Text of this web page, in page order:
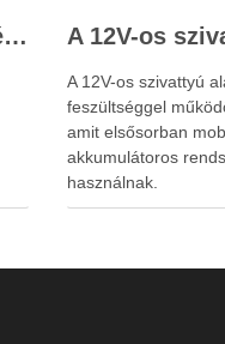
Legjobb gyerek hallásvédő márkák: mire figyeljenek a szülők választáskor?
A 12V-os szivattyú
feszültséggel
amit elsősorban
akkumulátoros
használnak.